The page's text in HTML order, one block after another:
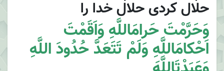
حلال كردى حلال خدا را
وَحَرَّمْتَ حَرامَاللَّهِ وَاَقَمْتَ
اَحْكامَاللَّهِ وَلَمْ تَتَعَدَّ حُدُودَ اللَّهِ